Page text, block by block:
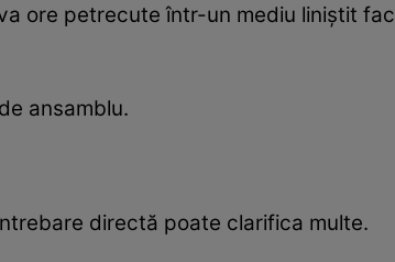
ore petrecute într-un mediu liniștit fac
ansamblu.
directă poate clarifica multe.